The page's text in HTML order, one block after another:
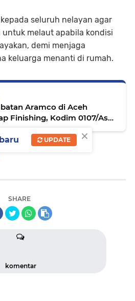
seluruh nelayan agar
melaut apabila kondisi
demi menjaga
keluarga menanti di rumah.
Aramco di Aceh
Finishing, Kodim 0107/Asel
SHARE
komentar
×
UPDATE